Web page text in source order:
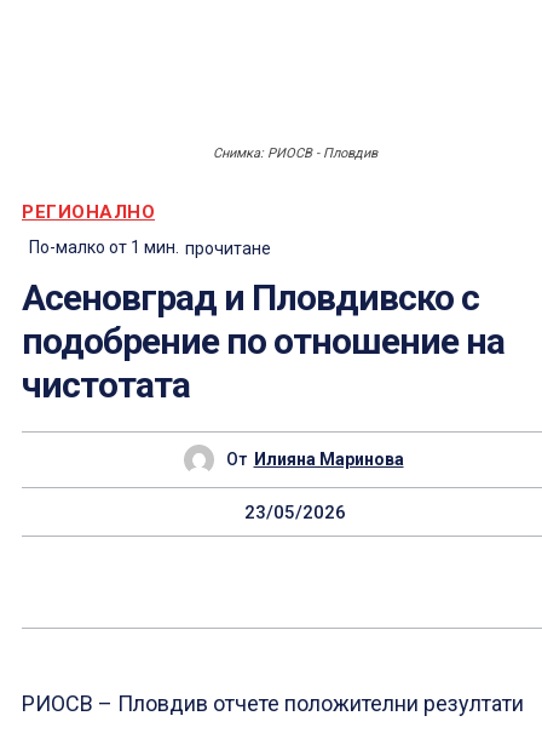
Снимка: РИОСВ - Пловдив
РЕГИОНАЛНО
По-малко от 1 мин. прочитане
Асеновград и Пловдивско с
подобрение по отношение на
чистотата
От Илияна Маринова
23/05/2026
РИОСВ – Пловдив отчете положителни резултати